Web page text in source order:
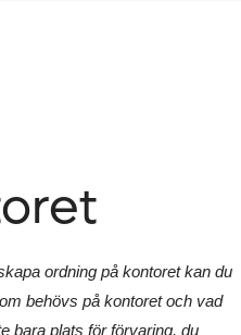
ordning på kontoret kan du
behövs på kontoret och vad
bara plats för förvaring, du